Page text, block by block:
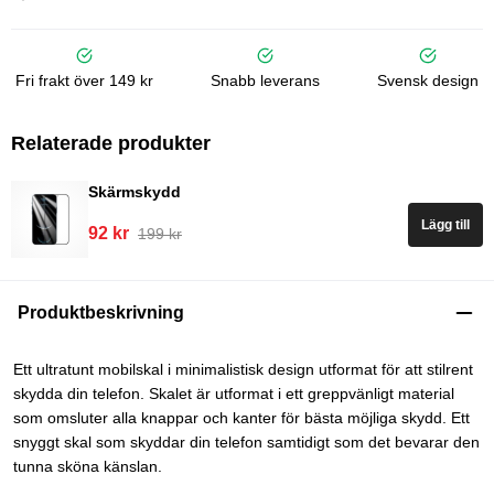
Fri frakt över 149 kr Snabb leverans Svensk design
Relaterade produkter
Skärmskydd
92 kr 199 kr
Lägg till
Produktbeskrivning
Ett ultratunt mobilskal i minimalistisk design utformat för att stilrent
skydda din telefon. Skalet är utformat i ett greppvänligt material
som omsluter alla knappar och kanter för bästa möjliga skydd. Ett
snyggt skal som skyddar din telefon samtidigt som det bevarar den
tunna sköna känslan.